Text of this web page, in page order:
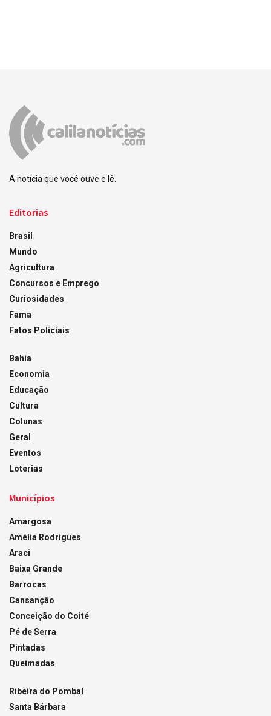
A notícia que você ouve e lê.
Editorias
Brasil
Mundo
Agricultura
Concursos e Emprego
Curiosidades
Fama
Fatos Policiais
Bahia
Economia
Educação
Cultura
Colunas
Geral
Eventos
Loterias
Municípios
Amargosa
Amélia Rodrigues
Araci
Baixa Grande
Barrocas
Cansanção
Conceição do Coité
Pé de Serra
Pintadas
Queimadas
Ribeira do Pombal
Santa Bárbara